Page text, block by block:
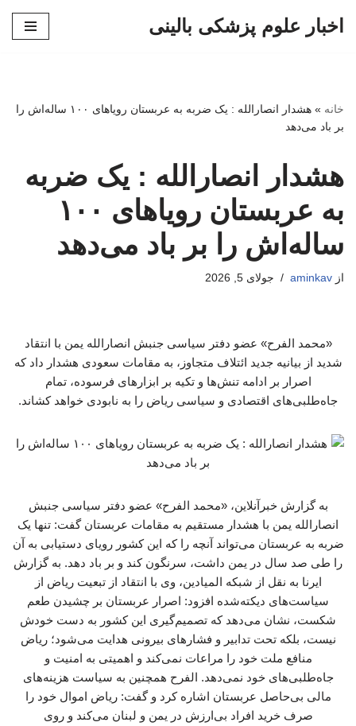
اخبار علوم پزشکی بالینی
خانه »
هشدار انصارالله : یک ضربه به عربستان رویاهای ۱۰۰ ساله‌اش را
بر باد می‌دهد
هشدار انصارالله : یک ضربه
به عربستان رویاهای ۱۰۰
ساله‌اش را بر باد می‌دهد
از aminkav جولای 5, 2026
«محمد الفرح» عضو دفتر سیاسی جنبش انصارالله یمن با انتقاد
شدید از بیانیه جدید ائتلاف متجاوز، به مقامات سعودی هشدار داد که
اصرار بر ادامه تنش‌ها و تکیه بر ابزارهای فرسوده، تمام
جاه‌طلبی‌های اقتصادی و سیاسی ریاض را به نابودی خواهد کشاند.
به گزارش خبرآنلاین، «محمد الفرح» عضو دفتر سیاسی جنبش
انصارالله یمن با هشدار مستقیم به مقامات عربستان گفت: تنها یک
ضربه به عربستان می‌تواند آنچه را که این کشور رویای دستیابی به آن
را طی صد سال در یمن داشت، سرنگون کند و بر باد دهد. به گزارش
ایرنا به نقل از شبکه المیادین، وی با انتقاد از تبعیت ریاض از
سیاست‌های دیکته‌شده افزود: اصرار عربستان بر چشیدن طعم
شکست، نشان می‌دهد که تصمیم‌گیری این کشور به دست خودش
نیست، بلکه تحت تدابیر و فشارهای بیرونی هدایت می‌شود؛ ریاض
منافع ملت خود را مراعات نمی‌کند و اهمیتی به امنیت و
جاه‌طلبی‌های خود نمی‌دهد. الفرح همچنین به سیاست هزینه‌های
مالی بی‌حاصل عربستان اشاره کرد و گفت: ریاض اموال خود را
صرف خرید افراد بی‌ارزش در یمن و لبنان می‌کند و روی